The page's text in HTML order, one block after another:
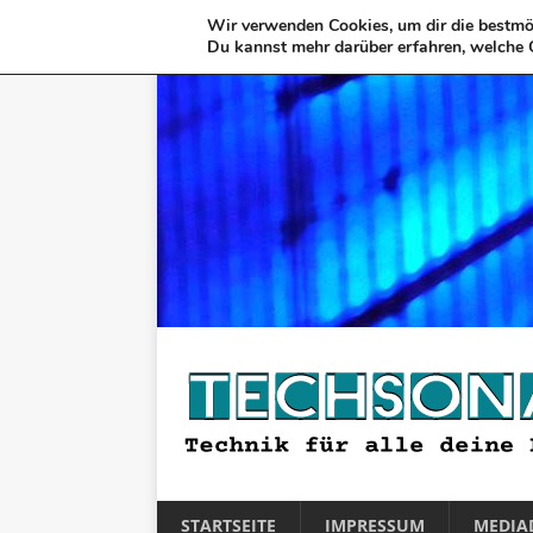
STARTSEITE IMPRESSUM
Wir verwenden Cookies, um dir die
Du kannst mehr darüber erfahren,